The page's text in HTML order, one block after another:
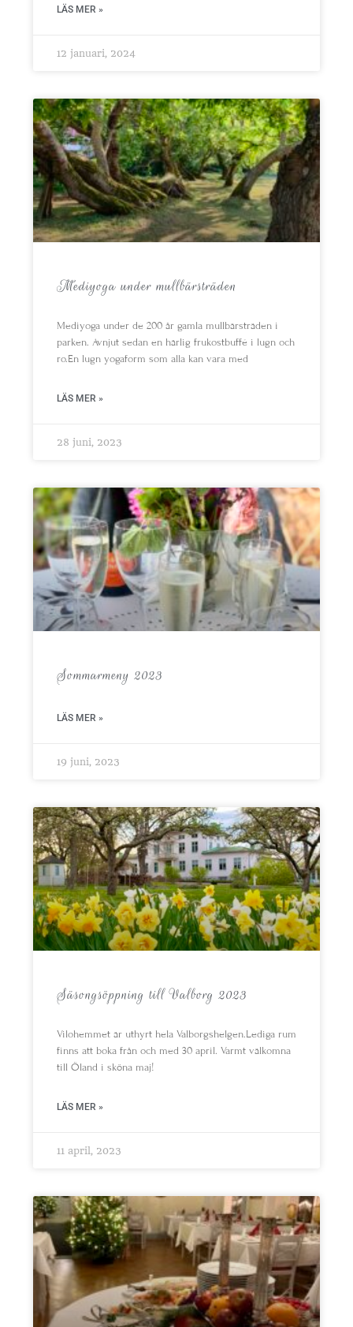
LÄS MER »
12 januari, 2024
Mediyoga under mullbärsträden
Mediyoga under de 200 år gamla mullbärsträden i
parken. Avnjut sedan en härlig frukostbuffé i lugn och
ro.En lugn yogaform som alla kan vara med
LÄS MER »
28 juni, 2023
Sommarmeny 2023
LÄS MER »
19 juni, 2023
Säsongsöppning till Valborg 2023
Vilohemmet är uthyrt hela Valborgshelgen.Lediga rum
finns att boka från och med 30 april. Varmt välkomna
till Öland i sköna maj!
LÄS MER »
11 april, 2023